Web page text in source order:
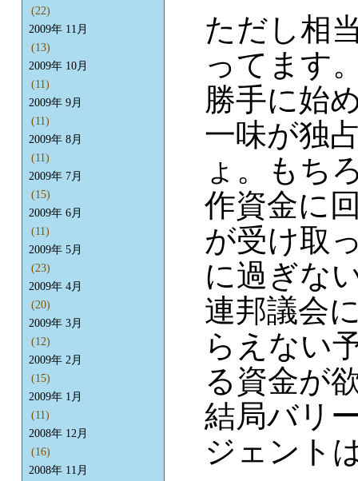
ただし相
ってます
勝手に始
一味が独
ょ。もち
作資金に
が受け取
に過ぎな
連邦議会
らえない
る資金が
結局バリ
ジェント
(22)
2009年 11月
(13)
2009年 10月
(11)
2009年 9月
(11)
2009年 8月
(11)
2009年 7月
(15)
2009年 6月
(11)
2009年 5月
(23)
2009年 4月
(20)
2009年 3月
(12)
2009年 2月
(15)
2009年 1月
(11)
2008年 12月
(16)
2008年 11月